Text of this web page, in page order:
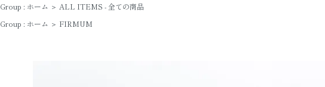
Group : ホーム ＞ ALL ITEMS - 全ての商品
Group : ホーム ＞ FIRMUM